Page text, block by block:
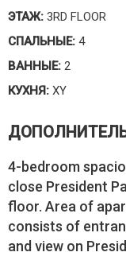
ЭТАЖ: 3RD FLOOR
СПАЛЬНЫЕ: 4
ВАННЫЕ: 2
КУХНЯ: XY
4-bedroom
close President
floor. Area of
consists of
and view on